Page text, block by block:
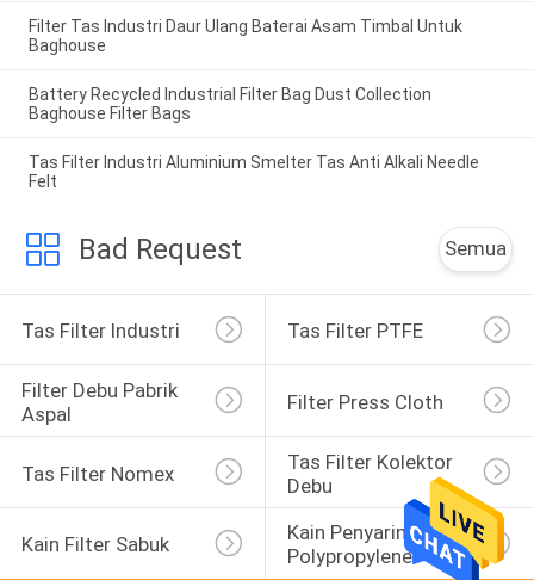
Filter Tas Industri Daur Ulang Baterai Asam Timbal Untuk
Baghouse
Battery Recycled Industrial Filter Bag Dust Collection
Baghouse Filter Bags
Tas Filter Industri Aluminium Smelter Tas Anti Alkali Needle
Felt
Bad Request Semua
Tas Filter Industri Tas Filter PTFE
Filter Debu Pabrik
Aspal
Filter Press Cloth
Tas Filter Nomex
Tas Filter Kolektor
Debu
Kain Filter Sabuk
Kain Penyaring
Polypropylene